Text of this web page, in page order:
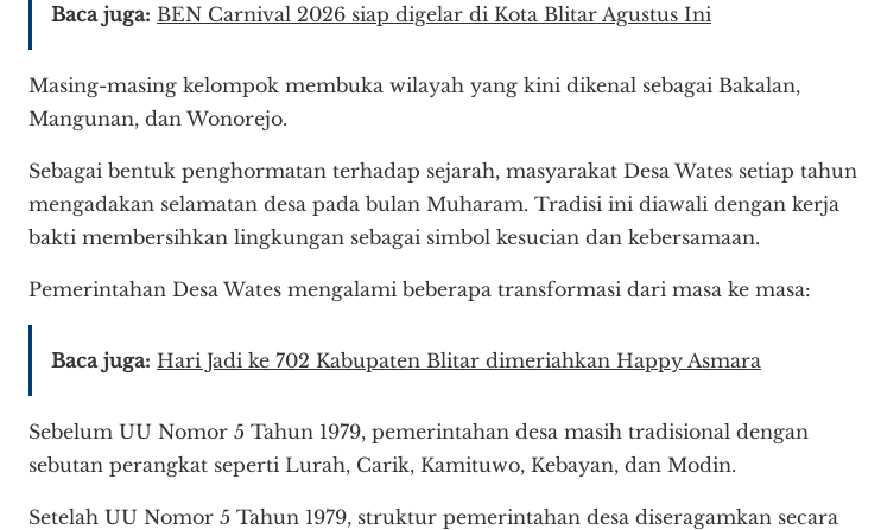
Baca juga: BEN Carnival 2026 siap digelar di Kota Blitar Agustus Ini
Masing-masing kelompok membuka wilayah yang kini dikenal sebagai Bakalan,
Mangunan, dan Wonorejo.
Sebagai bentuk penghormatan terhadap sejarah, masyarakat Desa Wates setiap tahun
mengadakan selamatan desa pada bulan Muharam. Tradisi ini diawali dengan kerja
bakti membersihkan lingkungan sebagai simbol kesucian dan kebersamaan.
Pemerintahan Desa Wates mengalami beberapa transformasi dari masa ke masa:
Baca juga: Hari Jadi ke 702 Kabupaten Blitar dimeriahkan Happy Asmara
Sebelum UU Nomor 5 Tahun 1979, pemerintahan desa masih tradisional dengan
sebutan perangkat seperti Lurah, Carik, Kamituwo, Kebayan, dan Modin.
Setelah UU Nomor 5 Tahun 1979, struktur pemerintahan desa diseragamkan secara